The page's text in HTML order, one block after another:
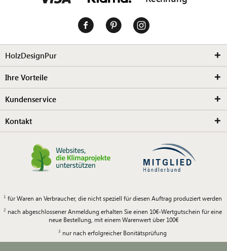
HolzDesignPur
Ihre Vorteile
Kundenservice
Kontakt
für Waren an Verbraucher, die nicht speziell für diesen Auftrag produziert werden
nach abgeschlossener Anmeldung erhalten Sie einen 10€-Wertgutschein für eine
neue Bestellung, mit einem Warenwert über 100€
nur nach erfolgreicher Bonitätsprüfung